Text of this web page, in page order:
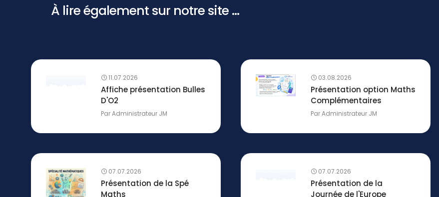
À lire également sur notre site ...
11.07.2026
Affiche présentation Bulles
D'O2
ParAdministrateur JM
03.08.2026
Présentation option Maths
Complémentaires
ParAdministrateur JM
07.07.2026
Présentation de la Spé
Maths
07.07.2026
Présentation de la
Journée de l'Europe